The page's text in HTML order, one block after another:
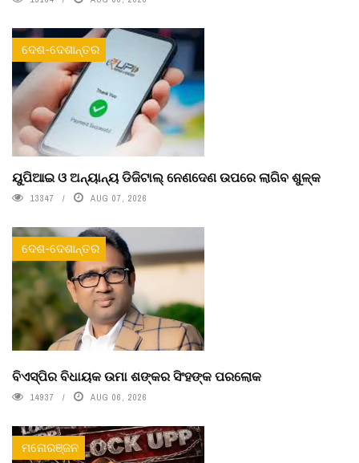
ଦେଶ-ଦେଶାନ୍ତର
ୟୁପିଆଇ ଓ ଅନ୍ୟାନ୍ୟ ଡିଜିଟାଲ୍ ନେଣଦେଣ ଉପରେ ଲାଗିବ ଶୁଳ୍କ
13347 AUG 07, 2026
ଦେଶ-ଦେଶାନ୍ତର
ବିଏସ୍‌ପିର ବିଧାୟକ ଉମା ଶଙ୍କର ସିଂହଙ୍କ ପରଲୋକ
14937 AUG 06, 2026
ମନୋରଞ୍ଜନ